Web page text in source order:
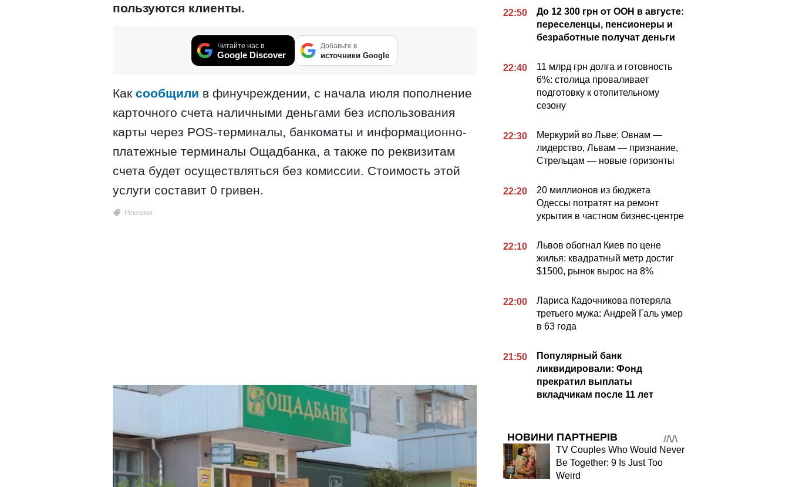
пользуются клиенты.
Читайте нас в
Google Discover
Добавьте в
источники Google
Как сообщили в финучреждении, с начала июля пополнение
карточного счета наличными деньгами без использования
карты через POS-терминалы, банкоматы и информационно-
платежные терминалы Ощадбанка, а также по реквизитам
счета будет осуществляться без комиссии. Стоимость этой
услуги составит 0 гривен.
22:50
До 12 300 грн от ООН в августе:
переселенцы, пенсионеры и
безработные получат деньги
22:40
11 млрд грн долга и готовность
6%: столица проваливает
подготовку к отопительному
сезону
22:30
Меркурий во Льве: Овнам —
лидерство, Львам — признание,
Стрельцам — новые горизонты
22:20
20 миллионов из бюджета
Одессы потратят на ремонт
укрытия в частном бизнес-центре
22:10
Львов обогнал Киев по цене
жилья: квадратный метр достиг
$1500, рынок вырос на 8%
22:00
Лариса Кадочникова потеряла
третьего мужа: Андрей Галь умер
в 63 года
21:50
Популярный банк
ликвидировали: Фонд
прекратил выплаты
вкладчикам после 11 лет
НОВИНИ ПАРТНЕРІВ
TV Couples Who Would Never
Be Together: 9 Is Just Too
Weird